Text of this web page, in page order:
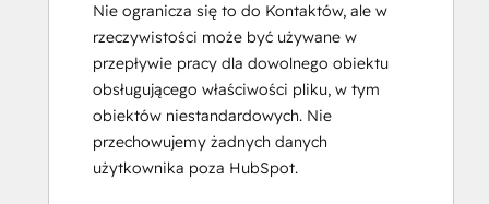
Nie ogranicza się to do Kontaktów, ale w
rzeczywistości może być używane w
przepływie pracy dla dowolnego obiektu
obsługującego właściwości pliku, w tym
obiektów niestandardowych. Nie
przechowujemy żadnych danych
użytkownika poza HubSpot.